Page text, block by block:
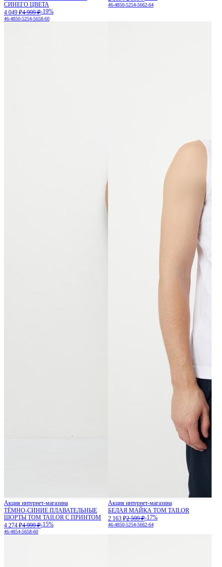
СИНЕГО ЦВЕТА
4 049 ₽4 999 ₽-19%
46-4850-5254-5658-60
46-4850-5254-5662-64
Акция интернет-магазина
ТЁМНО-СИНИЕ ПЛАВАТЕЛЬНЫЕ
ШОРТЫ TOM TAILOR С ПРИНТОМ
4 274 ₽4 999 ₽-15%
46-4854-5658-60
Акция интернет-магазина
БЕЛАЯ МАЙКА TOM TAILOR
2 163 ₽2 599 ₽-17%
46-4850-5254-5662-64